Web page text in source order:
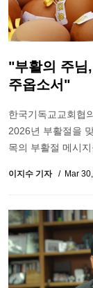
"부활의 주님
주옵소서"
한국기독교교회협
2026년 부활절을
목의 부활절 메시
이지수 기자 Mar